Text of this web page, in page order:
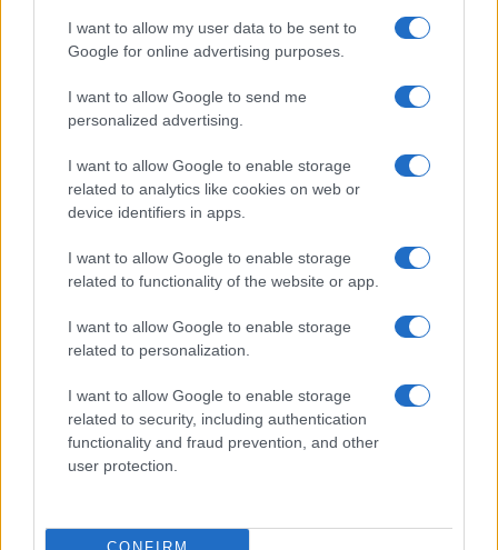
I want to allow my user data to be sent to
Google for online advertising purposes.
I want to allow Google to send me
personalized advertising.
I want to allow Google to enable storage
related to analytics like cookies on web or
device identifiers in apps.
I want to allow Google to enable storage
related to functionality of the website or app.
I want to allow Google to enable storage
related to personalization.
I want to allow Google to enable storage
related to security, including authentication
functionality and fraud prevention, and other
user protection.
Calangianus, dopo le polemiche il centro
accoglienza minori chiude
Olbia, divieto di sosta contro spaccio e degrado:
esplode la protesta
Pausa caffè impeccabile: come scegliere la
Monte Pino, la fine di un lungo dolore: storia e
rinascita della strada che segnò la Gallura
Raid nelle campagne di Berchidda, rischio per
la rete elettrica